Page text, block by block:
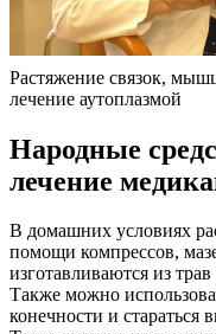
Растяжение связок,
лечение аутоплазмой
Народные
лечение
В домашних условиях
помощи компрессов,
изготавливаются из
Также можно
конечности и